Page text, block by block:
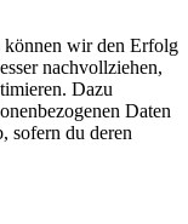
können wir den Erfolg
nachvollziehen,
Dazu
Daten
sofern du deren